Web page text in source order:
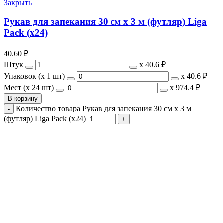
Закрыть
Рукав для запекания 30 см х 3 м (футляр) Liga
Pack (х24)
40.60 ₽
Штук
х 40.6 ₽
Упаковок (x 1 шт)
х 40.6 ₽
Мест (x 24 шт)
х 974.4 ₽
В корзину
Количество товара Рукав для запекания 30 см х 3 м
(футляр) Liga Pack (х24)